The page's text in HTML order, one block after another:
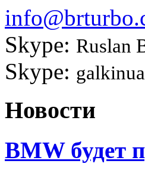
Skype: Ruslan
Skype: galkinua
Новости
BMW будет